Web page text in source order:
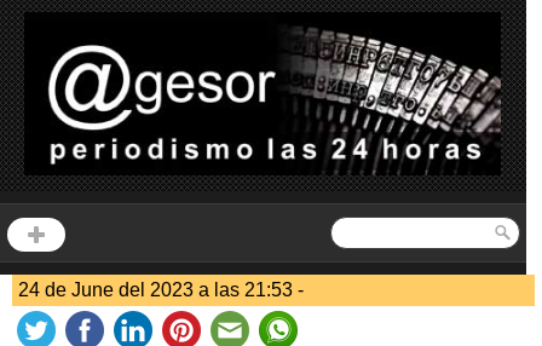
24 de June del 2023 a las 21:53 -